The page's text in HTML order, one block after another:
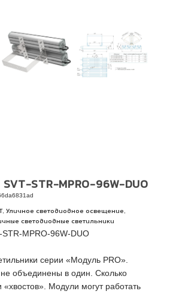
STR-MPRO-96W-DUO
, Уличное светодиодное освещение
светодиодные светильники
MPRO-96W-DUO
серии «Модуль PRO».
объединены в один. Сколько
«хвостов». Модули могут работать